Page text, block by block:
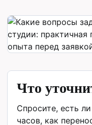
Что
Спросите, есть
часов, как